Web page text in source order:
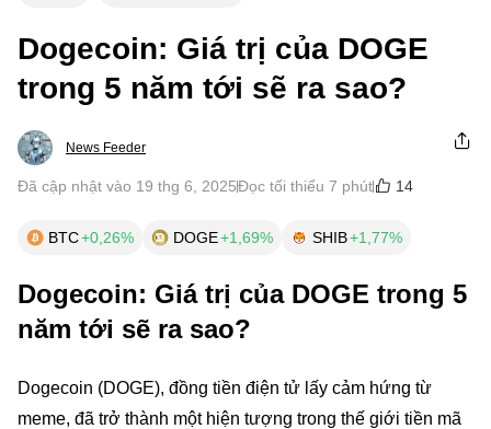
Dogecoin: Giá trị của DOGE
trong 5 năm tới sẽ ra sao?
News Feeder
Đã cập nhật vào 19 thg 6, 2025Đọc tối thiểu 7 phút 14
BTC+0,26% DOGE+1,69% SHIB+1,77%
Dogecoin: Giá trị của DOGE trong 5
năm tới sẽ ra sao?
Dogecoin (DOGE), đồng tiền điện tử lấy cảm hứng từ
meme, đã trở thành một hiện tượng trong thế giới tiền mã